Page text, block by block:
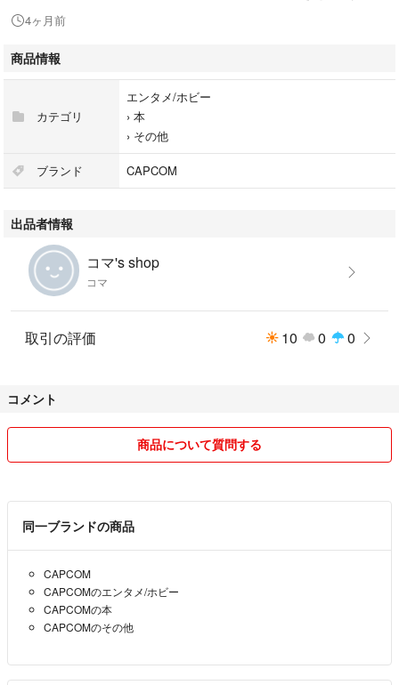
4ヶ月前
商品情報
カテゴリ
エンタメ/ホビー
› 本
› その他
ブランド CAPCOM
出品者情報
コマ's shop
コマ
取引の評価 10 0 0
コメント
商品について質問する
同一ブランドの商品
CAPCOM
CAPCOMのエンタメ/ホビー
CAPCOMの本
CAPCOMのその他